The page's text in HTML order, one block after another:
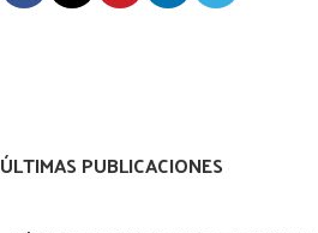
ÚLTIMAS PUBLICACIONES